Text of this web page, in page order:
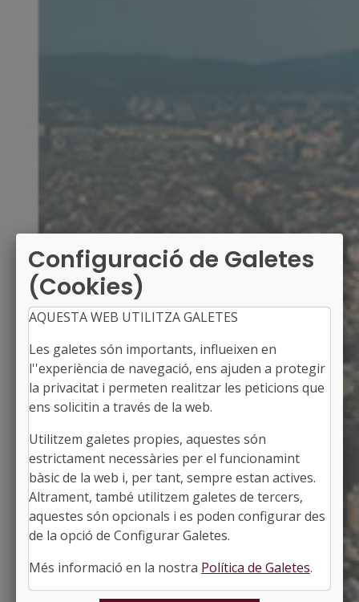
MALGRAT DE MAR
Alcaldessa: Sonia Viñolas Mollfulleda
El Maresme, Barcelona
Població: 19.741
Superfície: 9,05 km2
http://www.ajmalgrat.cat
Municipis
Configuració de Galetes
(Cookies)
AQUESTA WEB UTILITZA GALETES
Les galetes són importants, influeixen en
l''experiència de navegació, ens ajuden a protegir
la privacitat i permeten realitzar les peticions que
ens solicitin a través de la web.
Utilitzem galetes propies, aquestes són
estrictament necessàries per el funcionamint
bàsic de la web i, per tant, sempre estan actives.
Altrament, també utilitzem galetes de tercers,
aquestes són opcionals i es poden configurar des
de la opció de Configurar Galetes.
Més informació en la nostra Política de Galetes.